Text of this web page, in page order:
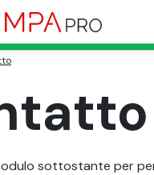
sottostante per